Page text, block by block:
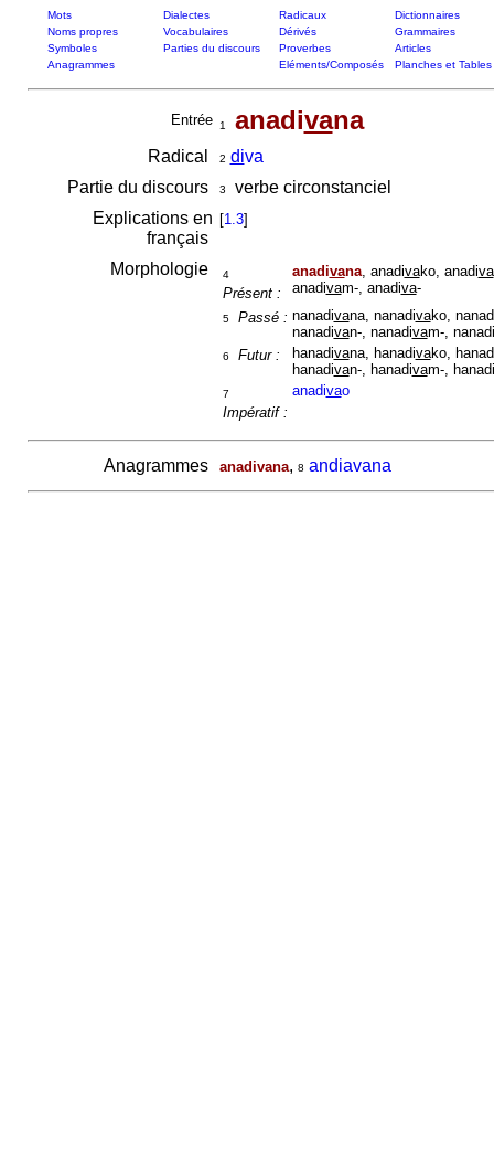
Mots Dialectes Radicaux
Dictionnaires
Noms propres
Vocabulaires Dérivés
Grammaires
Symboles
Parties du discours Proverbes
Articles
Anagrammes
Eléments/Composés Planches et Tables
Entrée 1 anadivana
Radical 2 diva
Partie du discours
3
verbe circonstanciel
Explications en
français
[1.3]
Morphologie 4
Présent :
anadivana, anadivako, anadiva
anadivam-, anadiva-
5 Passé : nanadivana, nanadivako,
nanadivan-, nanadivam-, nanadi
6 Futur : hanadivana, hanadivako,
hanadivan-, hanadivam-, hanadi
7
Impératif :
anadivao
Anagrammes anadivana, 8 andiavana